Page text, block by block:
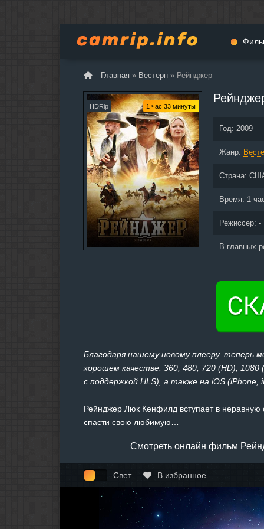
Главная » Вестерн » Рейнджер
HDRip 1 час 33 минуты
Год: 2009
Жанр:
Страна:
Время: 1
Режиссер: -
В главных
Благодаря нашему новому плееру,
хорошем качестве: 360, 480, 720 (HD),
с поддержкой HLS), а также на iOS (iPhone,
Рейнджер Люк Кенфилд вступает в неравную
спасти свою любимую…
Смотреть онлайн фильм
Свет В избранное
Вестерн
Драма